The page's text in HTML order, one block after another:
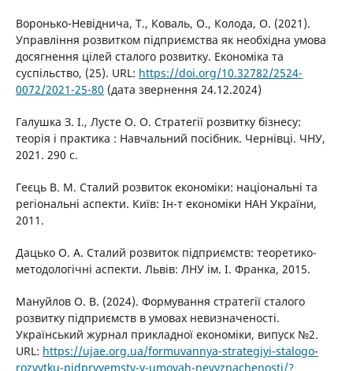
Воронько-Невіднича, Т., Коваль, О., Колода, О. (2021).
Управління розвитком підприємства як необхідна умова
досягнення цілей сталого розвитку. Економіка та
суспільство, (25). URL: https://doi.org/10.32782/2524-
0072/2021-25-80 (дата звернення 24.12.2024)
Галушка З. І., Лусте О. О. Стратегії розвитку бізнесу:
теорія і практика : Навчальний посібник. Чернівці. ЧНУ,
2021. 290 с.
Геєць В. М. Сталий розвиток економіки: національні та
регіональні аспекти. Київ: Ін-т економіки НАН України,
2011.
Дацько О. А. Сталий розвиток підприємств: теоретико-
методологічні аспекти. Львів: ЛНУ ім. І. Франка, 2015.
Мануйлов О. В. (2024). Формування стратегії сталого
розвитку підприємств в умовах невизначеності.
Український журнал прикладної економіки, випуск №2.
URL: https://ujae.org.ua/formuvannya-strategiyi-stalogo-
rozvytku-pidpryyemstv-v-umovah-nevyznachenosti/?